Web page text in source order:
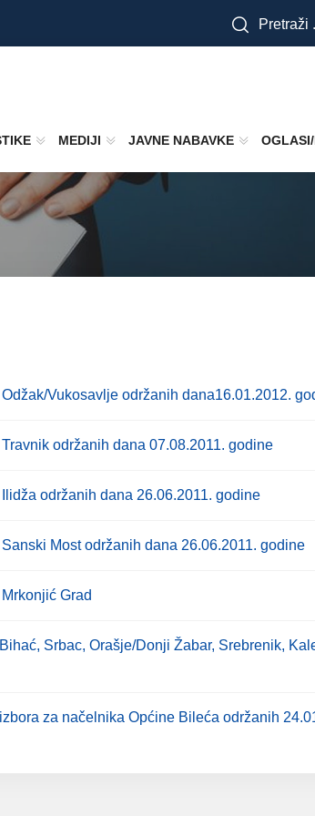
Pretraži
MEDIJI JAVNE NABAVKE
Vukosavlje održanih dana16.01.2012.
održanih dana 07.08.2011. godine
održanih dana 26.06.2011. godine
Most održanih dana 26.06.2011. godine
Grad
Srbac, Orašje/Donji Žabar, Srebrenik,
za načelnika Općine Bileća održanih